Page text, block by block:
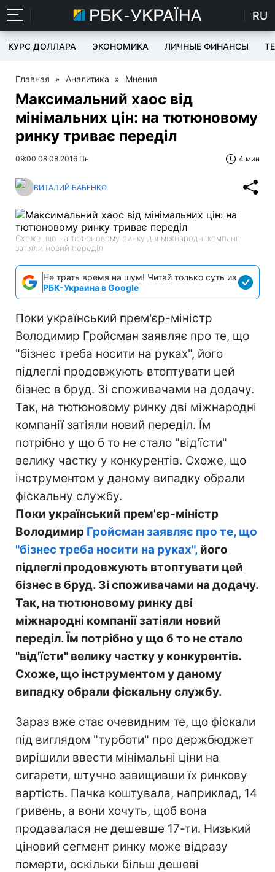
RU
КУРС ДОЛЛАРА ЭКОНОМИКА ЛИЧНЫЕ ФИНАНСЫ
Главная » Аналитика » Мнения
Максимальний хаос від
мінімальних цін: на тютюновому
ринку триває переділ
09:00 08.08.2016 Пн 4 мин
ВИТАЛИЙ БАБЕНКО
Схоже, що на тютюновому ринку дві міжнародні компанії
затіяли новий переділ
Не трать время на шум! Читай только суть из
РБК-Украина в Google
Поки український прем'єр-міністр
Володимир Гройсман заявляє про те, що
"бізнес треба носити на руках", його
підлеглі продовжують втоптувати цей
бізнес в бруд. Зі споживачами на додачу.
Так, на тютюновому ринку дві міжнародні
компанії затіяли новий переділ. Їм
потрібно у що б то не стало "від'їсти"
велику частку у конкурентів. Схоже, що
інструментом у даному випадку обрали
фіскальну службу.
Поки український прем'єр-міністр
Володимир Гройсман заявляє про те, що
"бізнес треба носити на руках", його
підлеглі продовжують втоптувати цей
бізнес в бруд. Зі споживачами на додачу.
Так, на тютюновому ринку дві
міжнародні компанії затіяли новий
переділ. Їм потрібно у що б то не стало
"від'їсти" велику частку у конкурентів.
Схоже, що інструментом у даному
випадку обрали фіскальну службу.
Зараз вже стає очевидним те, що фіскали
під виглядом "турботи" про держбюджет
вирішили ввести мінімальні ціни на
сигарети, штучно завищивши їх ринкову
вартість. Пачка коштувала, наприклад, 14
гривень, а вони хочуть, щоб вона
продавалася не дешевше 17-ти. Низький
ціновий сегмент ринку може відразу
померти, оскільки більш дешеві